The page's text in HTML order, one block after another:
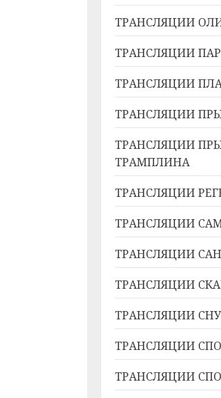
ТРАНСЛЯЦИИ
ТРАНСЛЯЦИИ
ТРАНСЛЯЦИИ
ТРАНСЛЯЦИИ
ТРАНСЛЯЦИИ
ТРАМПЛИНА
ТРАНСЛЯЦИИ
ТРАНСЛЯЦИИ
ТРАНСЛЯЦИИ
ТРАНСЛЯЦИИ
ТРАНСЛЯЦИИ
ТРАНСЛЯЦИИ
ТРАНСЛЯЦИИ